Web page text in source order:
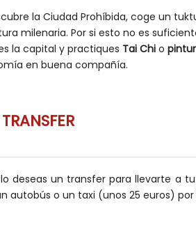
la Ciudad Prohíbida, coge un
milenaria. Por si esto no es
la capital y practiques Tai Chi o
en buena compañía.
deseas un transfer para llevarte a
autobús o un taxi (unos 25 euros)